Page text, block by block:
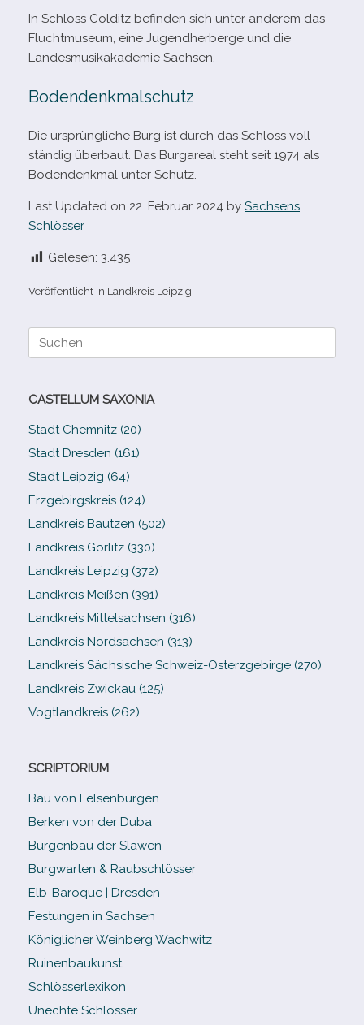
In Schloss Colditz befin­den sich unter ande­rem das
Fluchtmuseum, eine Jugendherberge und die
Landesmusikakademie Sachsen.
Bodendenkmalschutz
Die ursprüng­li­che Burg ist durch das Schloss voll­
stän­dig über­baut. Das Burgareal steht seit 1974 als
Bodendenkmal unter Schutz.
Last Updated on 22. Februar 2024 by Sachsens
Schlösser
Gelesen: 3.435
Veröffentlicht in Landkreis Leipzig
Suche
CASTELLUM SAXONIA
Stadt Chemnitz (20)
Stadt Dresden (161)
Stadt Leipzig (64)
Erzgebirgskreis (124)
Landkreis Bautzen (502)
Landkreis Görlitz (330)
Landkreis Leipzig (372)
Landkreis Meißen (391)
Landkreis Mittelsachsen (316)
Landkreis Nordsachsen (313)
Landkreis Sächsische Schweiz-​Osterzgebirge (270)
Landkreis Zwickau (125)
Vogtlandkreis (262)
SCRIPTORIUM
Bau von Felsenburgen
Berken von der Duba
Burgenbau der Slawen
Burgwarten & Raubschlösser
Elb-​Baroque | Dresden
Festungen in Sachsen
Königlicher Weinberg Wachwitz
Ruinenbaukunst
Schlösserlexikon
Unechte Schlösser